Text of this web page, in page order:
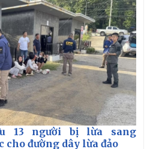
Infographic
13 người bị lừa sang
cho đường dây lừa đảo